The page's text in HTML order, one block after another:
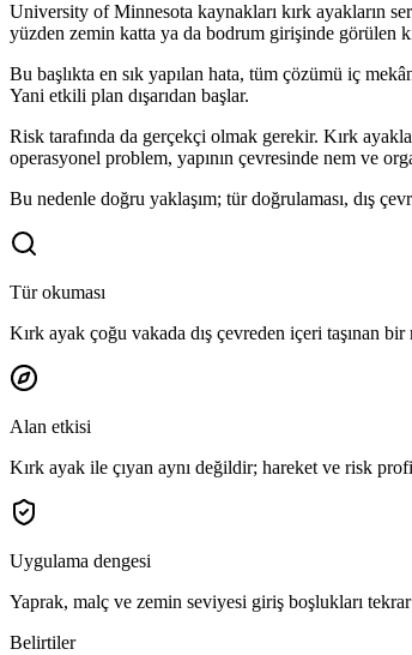
University of Minnesota kaynakları kırk ayakların
yüzden zemin katta ya da bodrum girişinde görülen
Bu başlıkta en sık yapılan hata, tüm çözümü iç
Yani etkili plan dışarıdan başlar.
Risk tarafında da gerçekçi olmak gerekir. Kırk
operasyonel problem, yapının çevresinde nem ve
Bu nedenle doğru yaklaşım; tür doğrulaması, dış
Tür okuması
Kırk ayak çoğu vakada dış çevreden içeri taşınan
Alan etkisi
Kırk ayak ile çıyan aynı değildir; hareket ve risk
Uygulama dengesi
Yaprak, malç ve zemin seviyesi giriş boşlukları
Belirtiler